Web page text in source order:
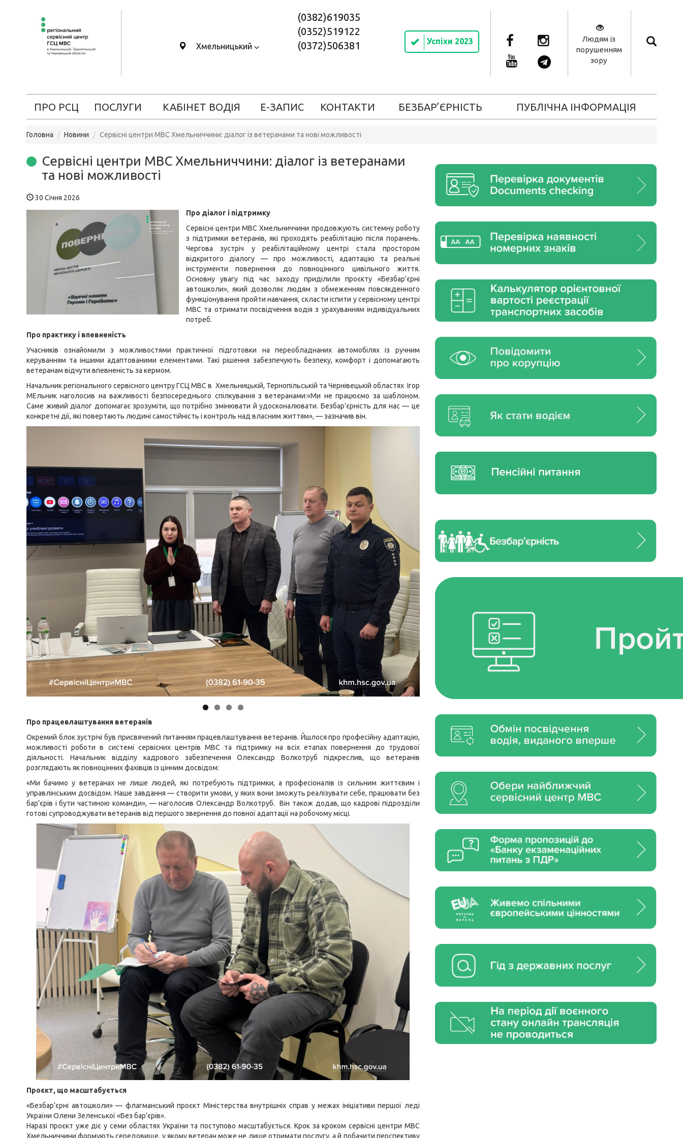
Хмельницький
(0382)619035
(0352)519122
(0372)506381
Успіхи 2023
Людям із
порушенням
зору
ПРО РСЦ ПОСЛУГИ КАБІНЕТ ВОДІЯ Е-ЗАПИС КОНТАКТИ БЕЗБАР’ЄРНІСТЬ ПУБЛІЧНА ІНФОРМАЦІЯ
Головна Новини Сервісні центри МВС Хмельниччини: діалог із ветеранами та нові можливості
Сервісні центри МВС Хмельниччини: діалог із ветеранами
та нові можливості
30 Січня 2026
Про діалог і підтримку
Сервісні центри МВС Хмельниччини продовжують системну роботу
з підтримки ветеранів, які проходять реабілітацію після поранень.
Черговa зустріч у реабілітаційному центрі стала простором
відкритого діалогу — про можливості, адаптацію та реальні
інструменти повернення до повноцінного цивільного життя.
Основну увагу під час заходу приділили проєкту «Безбар’єрні
автошколи», який дозволяє людям з обмеженням повсякденного
функціонування пройти навчання, скласти іспити у сервісному центрі
МВС та отримати посвідчення водія з урахуванням індивідуальних
потреб.
Про практику і впевненість
Учасників ознайомили з можливостями практичної підготовки на переобладнаних автомобілях із ручним
керуванням та іншими адаптованими елементами. Такі рішення забезпечують безпеку, комфорт і допомагають
ветеранам відчути впевненість за кермом.
Начальник регіонального сервісного центру ГСЦ МВС в Хмельницькій, Тернопільській та Чернівецькій областях Ігор
МЕльник наголосив на важливості безпосереднього спілкування з ветеранами:«Ми не працюємо за шаблоном.
Саме живий діалог допомагає зрозуміти, що потрібно змінювати й удосконалювати. Безбар’єрність для нас — це
конкретні дії, які повертають людині самостійність і контроль над власним життям», — зазначив він.
Про працевлаштування ветеранів
Окремий блок зустрічі був присвячений питанням працевлаштування ветеранів. Йшлося про професійну адаптацію,
можливості роботи в системі сервісних центрів МВС та підтримку на всіх етапах повернення до трудової
діяльності. Начальник відділу кадрового забезпечення Олександр Волкотруб підкреслив, що ветеранів
розглядають як повноцінних фахівців із цінним досвідом:
«Ми бачимо у ветеранах не лише людей, які потребують підтримки, а професіоналів із сильним життєвим і
управлінським досвідом. Наше завдання — створити умови, у яких вони зможуть реалізувати себе, працювати без
бар’єрів і бути частиною команди», — наголосив Олександр Волкотруб. Він також додав, що кадрові підрозділи
готові супроводжувати ветеранів від першого звернення до повної адаптації на робочому місці.
Проєкт, що масштабується
«Безбар’єрні автошколи» — флагманський проєкт Міністерства внутрішніх справ у межах ініціативи першої леді
України Олени Зеленської «Без бар’єрів».
Наразі проєкт уже діє у семи областях України та поступово масштабується. Крок за кроком сервісні центри МВС
Хмельниччини формують середовище, у якому ветеран може не лише отримати послугу, а й побачити перспективу